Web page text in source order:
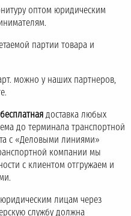
оптом юридическим
партии товара и
можно у наших партнеров,
бесплатная доставка любых
до терминала транспортной
с «Деловыми линиями»
компании мы
с клиентом отгружаем и
лицам через
службу должна